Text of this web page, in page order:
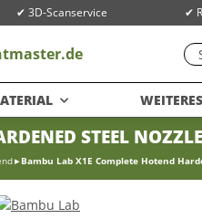
✔ 3D-Scanservice ✔
WEITERES
STEEL
Bambu Lab X1E Complete Hotend